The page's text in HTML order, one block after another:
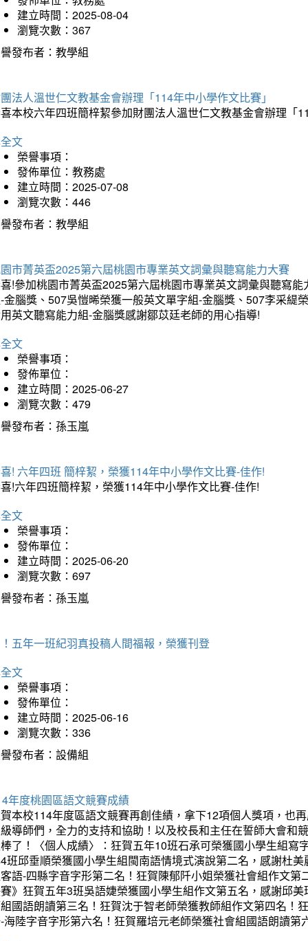
建立時間：2025-08-04
瀏覽次數：367
發布者：教學組
法人溫世仁文教基金會辦理「114年中小學作文比賽」
本校六年四班簡梓絜參加財團法人溫世仁文教基金會辦理「
文
榮譽事項：
發佈單位：教務處
建立時間：2025-07-08
瀏覽次數：446
發布者：教學組
市菁英盃2025第六屆桃園市專業英文詞彙與聽寫能力大賽
!參加桃園市菁英盃2025第六屆桃園市專業英文詞彙與聽寫
金腦獎、507吳愷晞榮獲一般英文單字組-金腦獎、507李采緹
英文聽寫能力組-金腦獎感謝鄒苡廷老師的用心指導!
文
榮譽事項：
發佈單位：
建立時間：2025-06-27
瀏覽次數：479
發布者：孫玉嵐
! 六年四班 簡梓絜，榮獲114年中小學作文比賽-佳作!
!六年四班簡梓絜，榮獲114年中小學作文比賽-佳作!
文
榮譽事項：
發佈單位：
建立時間：2025-06-20
瀏覽次數：697
發布者：孫玉嵐
五年一班紀羽真投稿人間福報，榮獲刊登
文
榮譽事項：
發佈單位：
建立時間：2025-06-16
瀏覽次數：336
發布者：設備組
年度桃園區語文競賽成績
本校114年度區語文競賽再創佳績，拿下12項個人獎項，也
導師們，全力的支持和協助！以及校長和主任在誓師大會和
了！〈個人成績〉：狂賀五年10班石承可榮獲國小學生組
班邱垂順榮獲國小學生組閩南語情境式演說第二名，感謝杜
語-四縣字音字形第二名！狂賀陳郁阡小姐榮獲社會組作文
》狂賀五年3班吳語婕榮獲國小學生組作文第五名，感謝邱
國語朗讀第三名！狂賀沈于智老師榮獲教師組作文第四名！
海陸字音字形第六名！狂賀羅培元老師榮獲社會組國語朗讀